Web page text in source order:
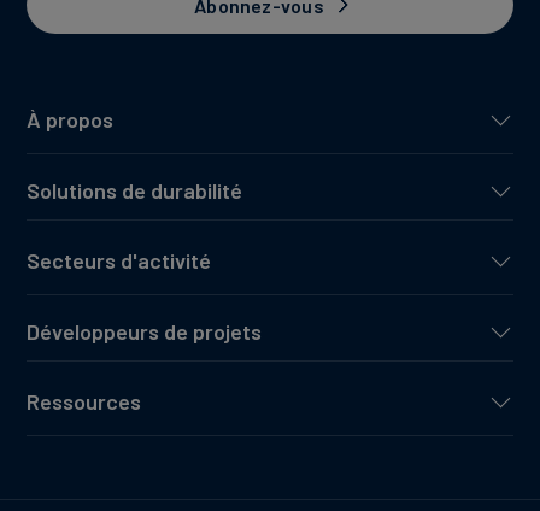
À propos
Solutions de durabilité
Secteurs d'activité
Développeurs de projets
Ressources
Abonnez-vous